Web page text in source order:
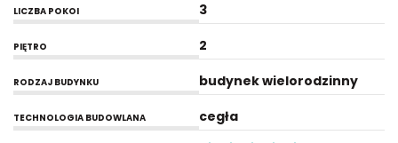
LICZBA POKOI 3
PIĘTRO 2
RODZAJ BUDYNKU budynek wielorodzinny
TECHNOLOGIA BUDOWLANA cegła